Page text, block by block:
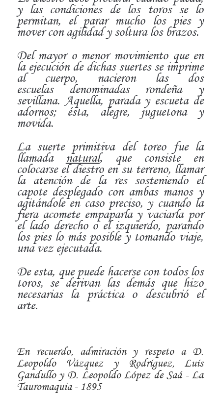
y las condiciones de los toros se lo
permitan, el parar mucho los pies y
movercon agilidad y soltura los brazos.
Del mayor o menor movimiento que en
la ejecución de dichas suertes se imprime
al cuerpo, nacieron las dos
escuelas denominadas rondeña y
sevillana. Aquella, parada y escueta de
adornos; ésta, alegre, juguetona y
movida.
La suerte primitiva del toreo fue la
llamada natural, que consiste en
colocarse el diestro en su terreno, llamar
la atención de la res sosteniendo el
capote desplegado con ambas manos y
agitándole en caso preciso, y cuando la
fiera acomete empaparla y vaciarla por
el lado derecho o el izquierdo, parando
los pies lo más posible y tomando viaje,
una vez ejecutada.
De esta, que puede hacerse con todos los
toros, se derivan las demás que hizo
necesarias la práctica o descubrió el
arte.
En recuerdo, admiración y respeto a D.
Leopoldo Vázquez y Rodríguez, Luís
Gandullo y D. Leopoldo López de Saá - La
Tauromaquia - 1895